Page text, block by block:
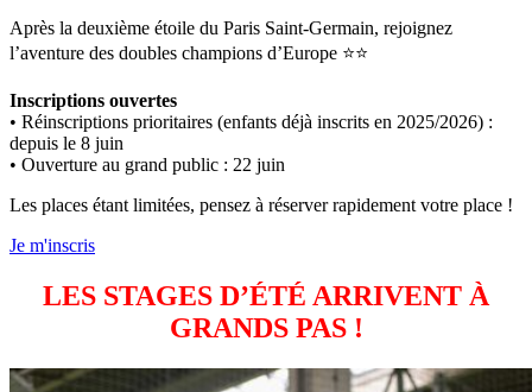
Après la deuxième étoile du Paris Saint-Germain, rejoignez
l’aventure des doubles champions d’Europe ⭐⭐
Inscriptions ouvertes
• Réinscriptions prioritaires (enfants déjà inscrits en 2025/2026) :
depuis le 8 juin
• Ouverture au grand public : 22 juin
Les places étant limitées, pensez à réserver rapidement votre place !
Je m'inscris
LES STAGES D’ÉTÉ ARRIVENT À
GRANDS PAS !